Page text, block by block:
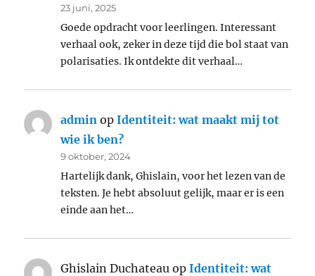
23 juni, 2025
Goede opdracht voor leerlingen. Interessant
verhaal ook, zeker in deze tijd die bol staat van
polarisaties. Ik ontdekte dit verhaal…
admin opIdentiteit: wat maakt mij tot
wie ik ben?
9 oktober, 2024
Hartelijk dank, Ghislain, voor het lezen van de
teksten. Je hebt absoluut gelijk, maar er is een
einde aan het…
Ghislain Duchateau opIdentiteit: wat